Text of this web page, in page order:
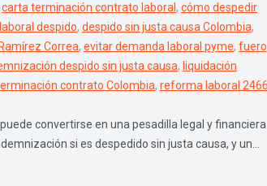
carta terminación contrato laboral , cómo despedir
despido, despido sin justa causa Colombia,
Correa, evitar demanda laboral pyme, fuero
despido sin justa causa, liquidación
contrato Colombia, reforma laboral 2466
convertirse en una pesadilla legal y financiera
si es despedido sin justa causa, y un...